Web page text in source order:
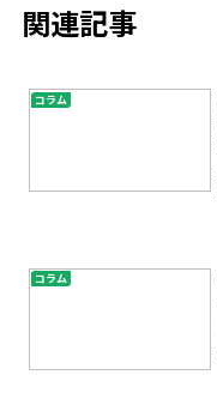
関連記事
コラム
コラム